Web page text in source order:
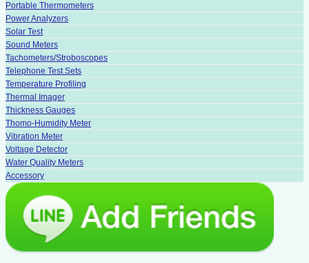
Portable Thermometers
Power Analyzers
Solar Test
Sound Meters
Tachometers/Stroboscopes
Telephone Test Sets
Temperature Profiling
Thermal Imager
Thickness Gauges
Thomo-Humidity Meter
Vibration Meter
Voltage Detector
Water Quality Meters
Accessory